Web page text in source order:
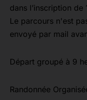
dans l’inscription de
Le parcours n'est
envoyé par mail
Départ groupé à 9
Randonnée